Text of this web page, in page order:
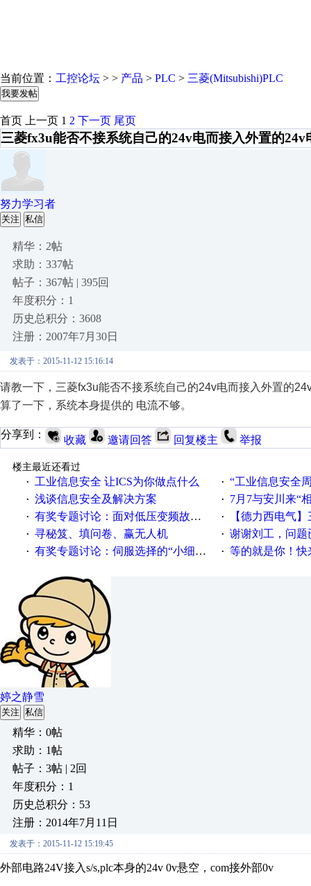
当前位置： 工控论坛 > > 产品 > PLC > 三菱(Mitsubishi)PLC
我要发帖
首页 上一页 1 2 下一页 尾页
三菱fx3u能否不接系统自己的24v电而接入外置的24v
努力学习者
关注 私信
精华：2帖
求助：337帖
帖子：367帖 | 395回
年度积分：1
历史总积分：3608
注册：2007年7月30日
发表于：2015-11-12 15:16:14
请教一下，三菱fx3u能否不接系统自己的24v电而接入外置的
算了一下，系统本身提供的 电流不够。
分享到： 收藏 邀请回答 回复楼主 举报
楼主最近还看过
·
工业信息安全 让ICS为你做点什么 · “工业信息安全周之我见”
· 浅谈信息安全及解决方案 · 7月7与安川来“
· 有奖专题讨论：面对低压变频故障，老手是这样解决的！ · 【德力西电气】三
· 寻秘笈、填问卷、赢无人机 · 谢谢刘工，问题
· 有奖专题讨论：伺服选择的“小细节大学问”奖励公告 · 等的就是你！快来
婷之静雪
关注 私信
精华：0帖
求助：1帖
帖子：3帖 | 2回
年度积分：1
历史总积分：53
注册：2014年7月11日
发表于：2015-11-12 15:19:45
外部电路24V接入s/s,plc本身的24v 0v悬空，com接外部0v